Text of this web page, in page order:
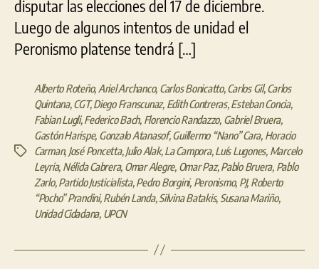
disputar las elecciones del 17 de diciembre.
Luego de algunos intentos de unidad el
Peronismo platense tendrá […]
Etiquetas
Alberto Roteño, Ariel Archanco, Carlos Bonicatto, Carlos Gil,Carlos
Quintana, CGT,Diego Franscunaz, Edith Contreras, Esteban Concia,
Fabian Lugli, Federico Bach, Florencio Randazzo, Gabriel Bruera,
Gastón Harispe, Gonzalo Atanasof,Guillermo “Nano” Cara, Horacio
Carman, José Poncetta, Julio Alak, La Campora, Luís Lugones, Marcelo
Leyria, Nélida Cabrera, Omar Alegre, Omar Paz, Pablo Bruera, Pablo
Zarlo, Partido Justicialista, Pedro Borgini, Peronismo, PJ, Roberto
“Pocho” Prandini, Rubén Landa, Silvina Batakis, Susana Mariño,
Unidad Cidadana, UPCN